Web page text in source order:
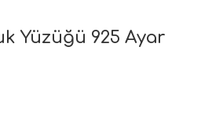
Yüzüğü 925 Ayar